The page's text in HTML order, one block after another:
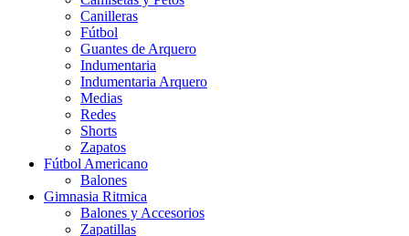
Canilleras
Fútbol
Guantes de Arquero
Indumentaria
Indumentaria Arquero
Medias
Redes
Shorts
Zapatos
Fútbol Americano
Balones
Gimnasia Ritmica
Balones y Accesorios
Zapatillas